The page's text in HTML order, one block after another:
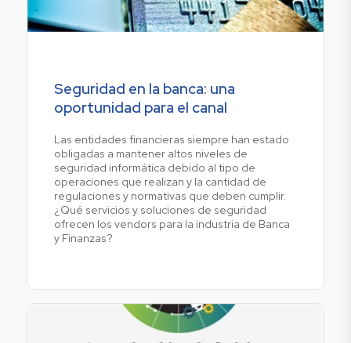
Seguridad en la banca: una
oportunidad para el canal
Las entidades financieras siempre han estado
obligadas a mantener altos niveles de
seguridad informática debido al tipo de
operaciones que realizan y la cantidad de
regulaciones y normativas que deben cumplir.
¿Qué servicios y soluciones de seguridad
ofrecen los vendors para la industria de Banca
y Finanzas?